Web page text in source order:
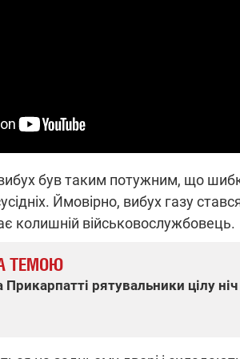
вибух був таким потужним, що
Ймовірно, вибух газу
колишній військовослужбовець.
ТЕМОЮ
Прикарпатті рятувальники цілу
бригад ЗСУ